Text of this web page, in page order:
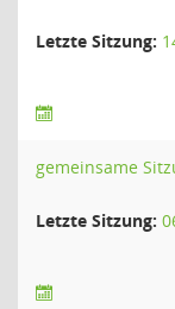
Letzte Sitzung:
gemeinsame
Letzte Sitzung: